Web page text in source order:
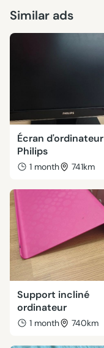
Similar ads
Écran d'ordinateur
Philips
1 month 741km
Support incliné
ordinateur
1 month 740km